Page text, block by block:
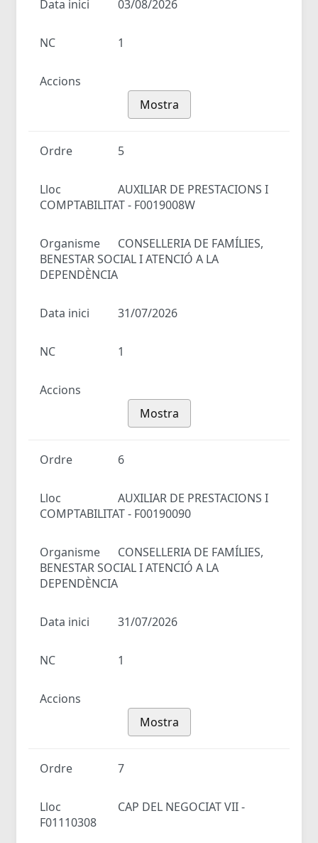
Data inici 03/08/2026
NC 1
Accions
Mostra
Ordre 5
Lloc
AUXILIAR DE PRESTACIONS I
COMPTABILITAT - F0019008W
Organisme
CONSELLERIA DE FAMÍLIES,
BENESTAR SOCIAL I ATENCIÓ A LA
DEPENDÈNCIA
Data inici 31/07/2026
NC 1
Accions
Mostra
Ordre 6
Lloc
AUXILIAR DE PRESTACIONS I
COMPTABILITAT - F00190090
Organisme
CONSELLERIA DE FAMÍLIES,
BENESTAR SOCIAL I ATENCIÓ A LA
DEPENDÈNCIA
Data inici 31/07/2026
NC 1
Accions
Mostra
Ordre 7
Lloc
CAP DEL NEGOCIAT VII -
F01110308